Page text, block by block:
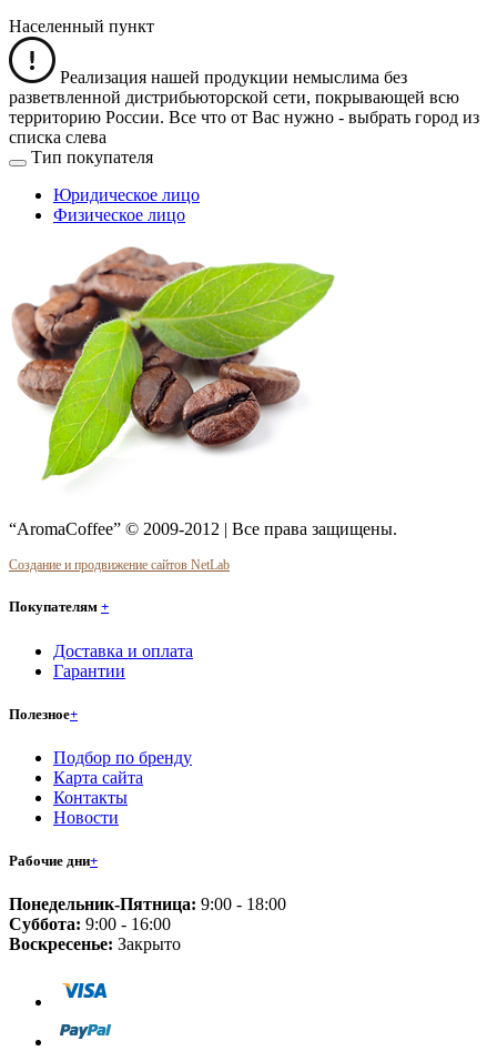
Населенный пункт
Реализация нашей продукции немыслима без
разветвленной дистрибьюторской сети, покрывающей всю
территорию России. Все что от Вас нужно - выбрать город из
списка слева
Тип покупателя
Юридическое лицо
Физическое лицо
“AromaCoffee” © 2009-2012 | Все права защищены.
Создание и продвижение сайтов NetLab
Покупателям +
Доставка и оплата
Гарантии
Полезное+
Подбор по бренду
Карта сайта
Контакты
Новости
Рабочие дни+
Понедельник-Пятница: 9:00 - 18:00
Суббота: 9:00 - 16:00
Воскресенье: Закрыто